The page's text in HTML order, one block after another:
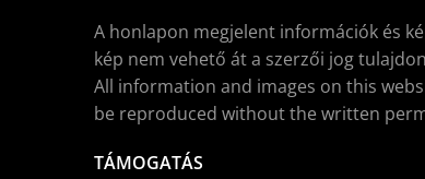
A honlapon megjelent információk és
kép nem vehető át a szerzői jog
All information and images on this
be reproduced without the written
TÁMOGATÁS